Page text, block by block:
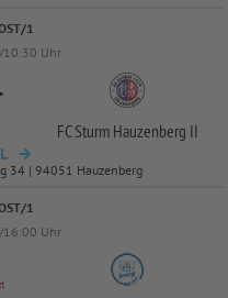
1
Uhr
FC Sturm Hauzenberg II
34 | 94051 Hauzenberg
1
Uhr